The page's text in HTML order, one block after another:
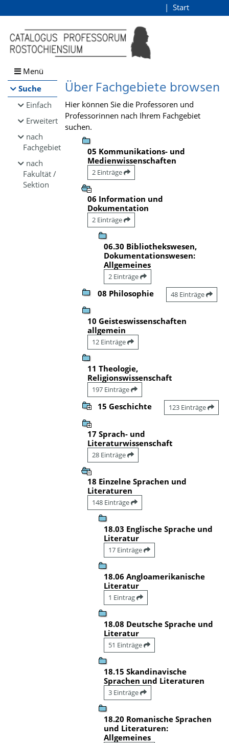
Browsen
direkt zum Inhalt
Start
Menü
Suche
Einfach
Erweitert
nach
Fachgebiet
nach
Fakultät /
Sektion
Über Fachgebiete browsen
Hier können Sie die Professoren und
Professorinnen nach Ihrem Fachgebiet
suchen.
05 Kommunikations- und
Medienwissenschaften
2 Einträge
06 Information und
Dokumentation
2 Einträge
06.30 Bibliothekswesen,
Dokumentationswesen:
Allgemeines
2 Einträge
08 Philosophie 48 Einträge
10 Geisteswissenschaften
allgemein
12 Einträge
11 Theologie,
Religionswissenschaft
197 Einträge
15 Geschichte 123 Einträge
17 Sprach- und
Literaturwissenschaft
28 Einträge
18 Einzelne Sprachen und
Literaturen
148 Einträge
18.03 Englische Sprache und
Literatur
17 Einträge
18.06 Angloamerikanische
Literatur
1 Eintrag
18.08 Deutsche Sprache und
Literatur
51 Einträge
18.15 Skandinavische
Sprachen und Literaturen
3 Einträge
18.20 Romanische Sprachen
und Literaturen:
Allgemeines